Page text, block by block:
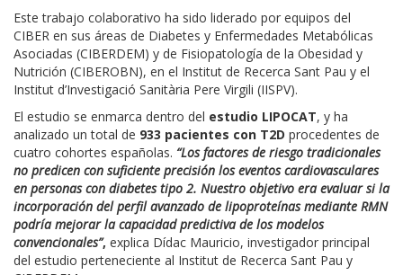
Este trabajo colaborativo ha sido liderado por equipos del
CIBER en sus áreas de Diabetes y Enfermedades Metabólicas
Asociadas (CIBERDEM) y de Fisiopatología de la Obesidad y
Nutrición (CIBEROBN), en el Institut de Recerca Sant Pau y el
Institut d’Investigació Sanitària Pere Virgili (IISPV).
El estudio se enmarca dentro del estudio LIPOCAT, y ha
analizado un total de 933 pacientes con T2D procedentes de
cuatro cohortes españolas. “Los factores de riesgo tradicionales
no predicen con suficiente precisión los eventos cardiovasculares
en personas con diabetes tipo 2. Nuestro objetivo era evaluar si la
incorporación del perfil avanzado de lipoproteínas mediante RMN
podría mejorar la capacidad predictiva de los modelos
convencionales”, explica Dídac Mauricio, investigador principal
del estudio perteneciente al Institut de Recerca Sant Pau y